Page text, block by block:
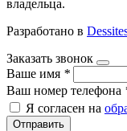
владельца.
Разработано в
Заказать звонок
Ваше имя *
Ваш номер телефона
Я согласен на
Отправить